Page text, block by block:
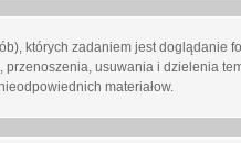
których zadaniem jest
usuwania i dzielenia
materiałow.